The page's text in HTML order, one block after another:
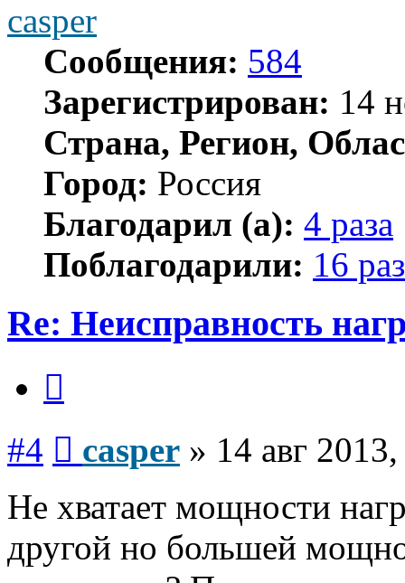
casper
Сообщения: 584
Зарегистрирован: 14
Страна, Регион,
Город: Россия
Благодарил (а): 4 раза
Поблагодарили: 16 раз
Re: Неисправность
#4 casper » 14 авг
Не хватает мощности
другой но большей